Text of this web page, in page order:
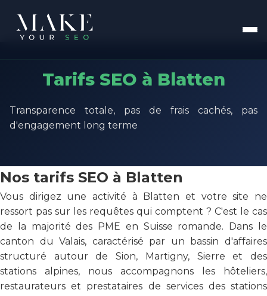
Tarifs SEO à Blatten
Transparence totale, pas de frais cachés, pas
d'engagement long terme
Nos tarifs SEO à Blatten
Vous dirigez une activité à Blatten et votre site ne
ressort pas sur les requêtes qui comptent ? C'est le cas
de la majorité des PME en Suisse romande. Dans le
canton du Valais, caractérisé par un bassin d'affaires
structuré autour de Sion, Martigny, Sierre et des
stations alpines, nous accompagnons les hôteliers,
restaurateurs et prestataires de services des stations